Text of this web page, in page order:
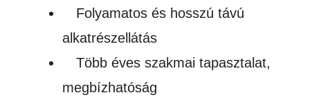
Folyamatos és hosszú távú
alkatrészellátás
Több éves szakmai tapasztalat,
megbízhatóság